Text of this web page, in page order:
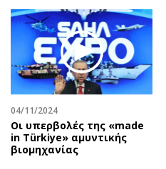
Προεδρικές 2023
Δημοσκοπήσεις
Διπλωματία
Αθλητισμός
Κύπρος
Ελλάδα
Διεθνή
Κληρώσεις Allwyn
04/11/2024
Οι υπερβολές της «made
in Türkiye» αμυντικής
βιομηχανίας